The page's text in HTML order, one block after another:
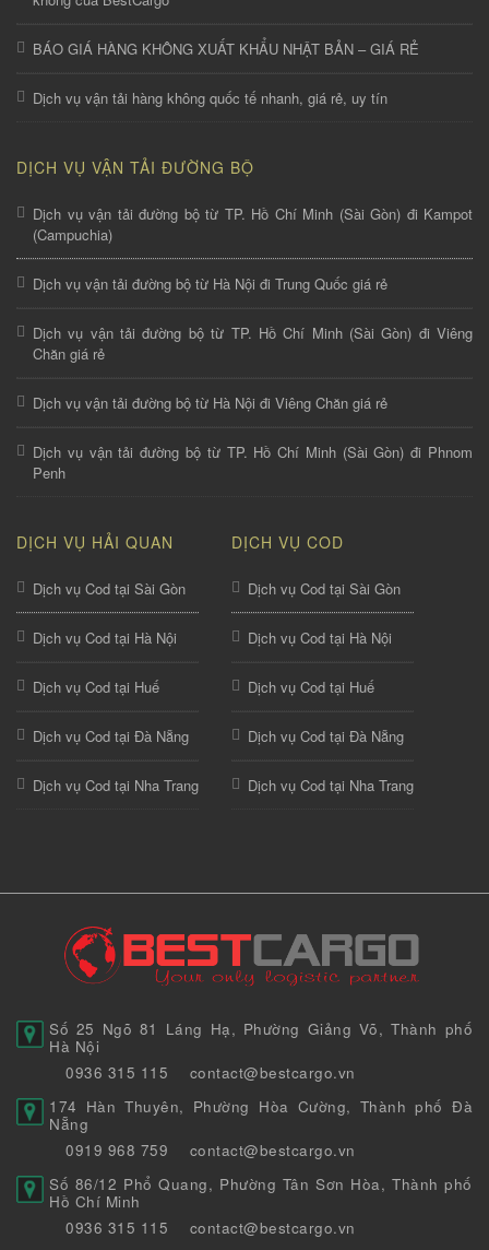
BÁO GIÁ HÀNG KHÔNG XUẤT KHẨU NHẬT BẢN – GIÁ RẺ
Dịch vụ vận tải hàng không quốc tế nhanh, giá rẻ, uy tín
DỊCH VỤ VẬN TẢI ĐƯỜNG BỘ
Dịch vụ vận tải đường bộ từ TP. Hồ Chí Minh (Sài Gòn) đi Kampot
(Campuchia)
Dịch vụ vận tải đường bộ từ Hà Nội đi Trung Quốc giá rẻ
Dịch vụ vận tải đường bộ từ TP. Hồ Chí Minh (Sài Gòn) đi Viêng
Chăn giá rẻ
Dịch vụ vận tải đường bộ từ Hà Nội đi Viêng Chăn giá rẻ
Dịch vụ vận tải đường bộ từ TP. Hồ Chí Minh (Sài Gòn) đi Phnom
Penh
DỊCH VỤ HẢI QUAN
Dịch vụ Cod tại Sài Gòn
Dịch vụ Cod tại Hà Nội
Dịch vụ Cod tại Huế
Dịch vụ Cod tại Đà Nẵng
Dịch vụ Cod tại Nha Trang
DỊCH VỤ COD
Dịch vụ Cod tại Sài Gòn
Dịch vụ Cod tại Hà Nội
Dịch vụ Cod tại Huế
Dịch vụ Cod tại Đà Nẵng
Dịch vụ Cod tại Nha Trang
Số 25 Ngõ 81 Láng Hạ, Phường Giảng Võ, Thành phố
Hà Nội
0936 315 115
contact@bestcargo.vn
174 Hàn Thuyên, Phường Hòa Cường, Thành phố Đà
Nẵng
0919 968 759
contact@bestcargo.vn
Số 86/12 Phổ Quang, Phường Tân Sơn Hòa, Thành phố
Hồ Chí Minh
0936 315 115
contact@bestcargo.vn